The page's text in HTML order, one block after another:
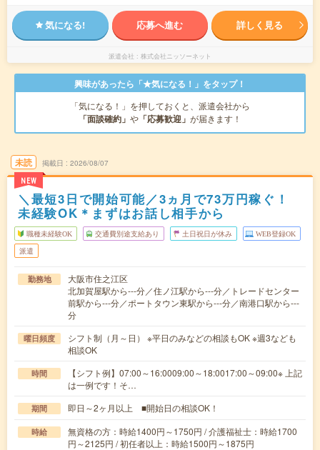
気になる! 応募へ進む 詳しく見る
派遣会社 株式会社ニッソーネット
興味があったら「★気になる！」をタップ！
「気になる！」を押しておくと、派遣会社から
「面談確約」 や 「応募歓迎」 が届きます！
未読
NEW
掲載日 2026/08/07
＼最短3日で開始可能／3ヵ月で73万円稼ぐ！
未経験OK＊まずはお話し相手から
職種未経験OK 交通費別途支給あり 土日祝日が休み WEB登録OK
派遣
勤務地
大阪市住之江区
北加賀屋駅から---分／住ノ江駅から---分／トレードセンター
前駅から---分／ポートタウン東駅から---分／南港口駅から---
分
曜日頻度
シフト制（月～日） ※平日のみなどの相談もOK ※週3なども
相談OK
時間
【シフト例】07:00～16:0009:00～18:0017:00～09:00※ 上記
は一例です！そ…
期間 即日～2ヶ月以上 ■開始日の相談OK！
時給
無資格の方：時給1400円～1750円 / 介護福祉士：時給1700
円～2125円 / 初任者以上：時給1500円～1875円